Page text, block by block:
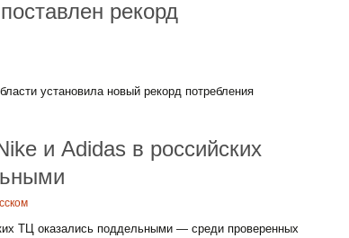
рекорд
установила новый рекорд потребления
и Adidas в российских
ТЦ оказались поддельными — среди проверенных